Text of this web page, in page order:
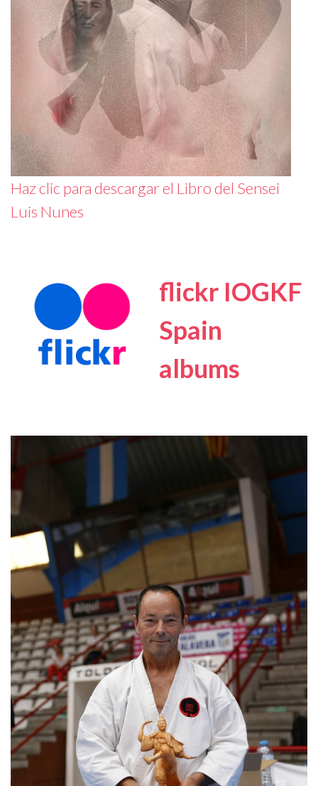
Haz clic para descargar el Libro del Sensei
Luis Nunes
flickr IOGKF
Spain
albums